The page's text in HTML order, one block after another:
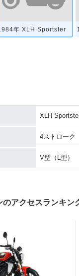
年 XLH Sportster
XLH
4ストローク
V型（L型）
アクセスランキン